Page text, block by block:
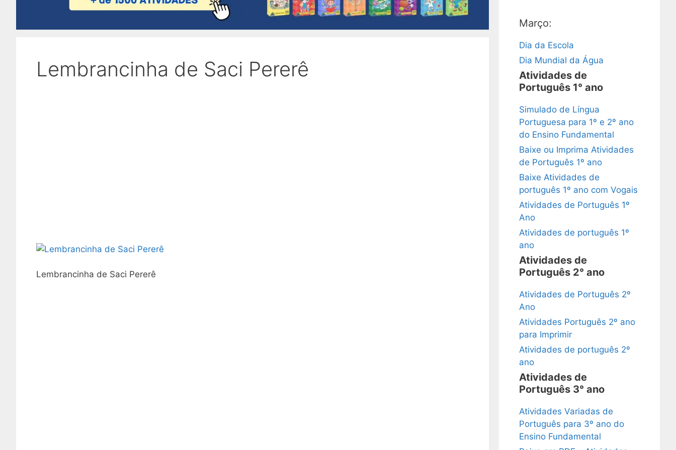
Lembrancinha de Saci Pererê
Lembrancinha de Saci Pererê
Março:
Dia da Escola
Dia Mundial da Água
Atividades de
Português 1° ano
Simulado de Língua
Portuguesa para 1º e 2º ano
do Ensino Fundamental
Baixe ou Imprima Atividades
de Português 1º ano
Baixe Atividades de
português 1º ano com Vogais
Atividades de Português 1º
Ano
Atividades de português 1º
ano
Atividades de
Português 2° ano
Atividades de Português 2º
Ano
Atividades Português 2º ano
para Imprimir
Atividades de português 2º
ano
Atividades de
Português 3° ano
Atividades Variadas de
Português para 3º ano do
Ensino Fundamental